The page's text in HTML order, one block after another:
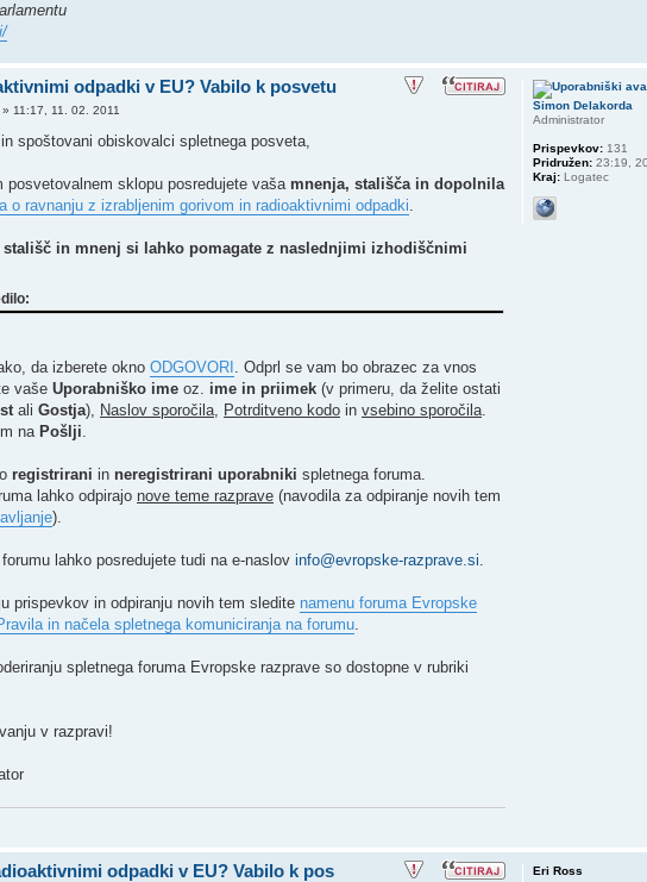
odpadki v EU? Vabilo k posvetu
» 11:17, 11. 02. 2011
spoštovani obiskovalci spletnega posveta,
posvetovalnem sklopu posredujete vaša mnenja, stališča in dopolnila
o ravnanju z izrabljenim gorivom in radioaktivnimi odpadki
in mnenj si lahko pomagate z naslednjimi izhodiščnimi
da izberete okno ODGOVORI . Odprl se vam bo obrazec za vnos
vaše Uporabniško ime oz. ime in priimek (v primeru, da želite ostati
ali Gostja), Naslov sporočila, Potrditveno kodo in vsebino sporočila.
na Pošlji.
registrirani in neregistrirani uporabniki spletnega foruma.
lahko odpirajo nove teme razprave (navodila za odpiranje novih tem
).
forumu lahko posredujete tudi na e-naslov info@evropske-razprave.si.
prispevkov in odpiranju novih tem sledite namenu foruma Evropske
in načela spletnega komuniciranja na forumu.
spletnega foruma Evropske razprave so dostopne v rubriki
v razpravi!
Simon Delakorda
Administrator
Prispevkov: 131
Pridružen: 23:19,
Kraj: Logatec
odpadki v EU? Vabilo k pos Eri Ross